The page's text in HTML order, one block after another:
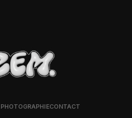
PHOTOGRAPHIECONTACT